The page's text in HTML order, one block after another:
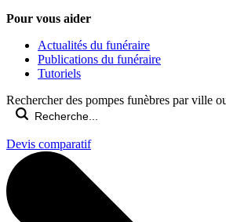
Pour vous aider
Actualités du funéraire
Publications du funéraire
Tutoriels
Rechercher des pompes funèbres par ville
Devis comparatif